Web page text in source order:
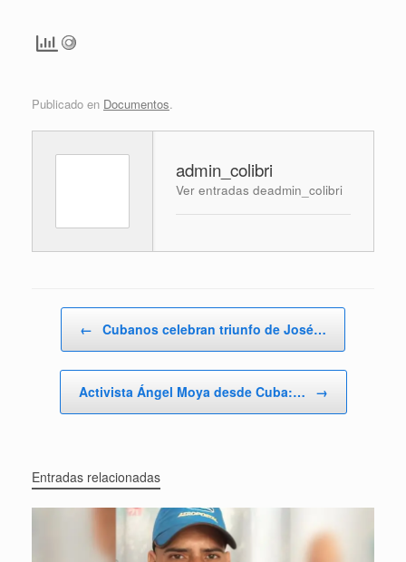
Publicado en Documentos.
admin_colibri
Ver entradas deadmin_colibri
← Cubanos celebran triunfo de José…
Activista Ángel Moya desde Cuba:… →
Entradas relacionadas